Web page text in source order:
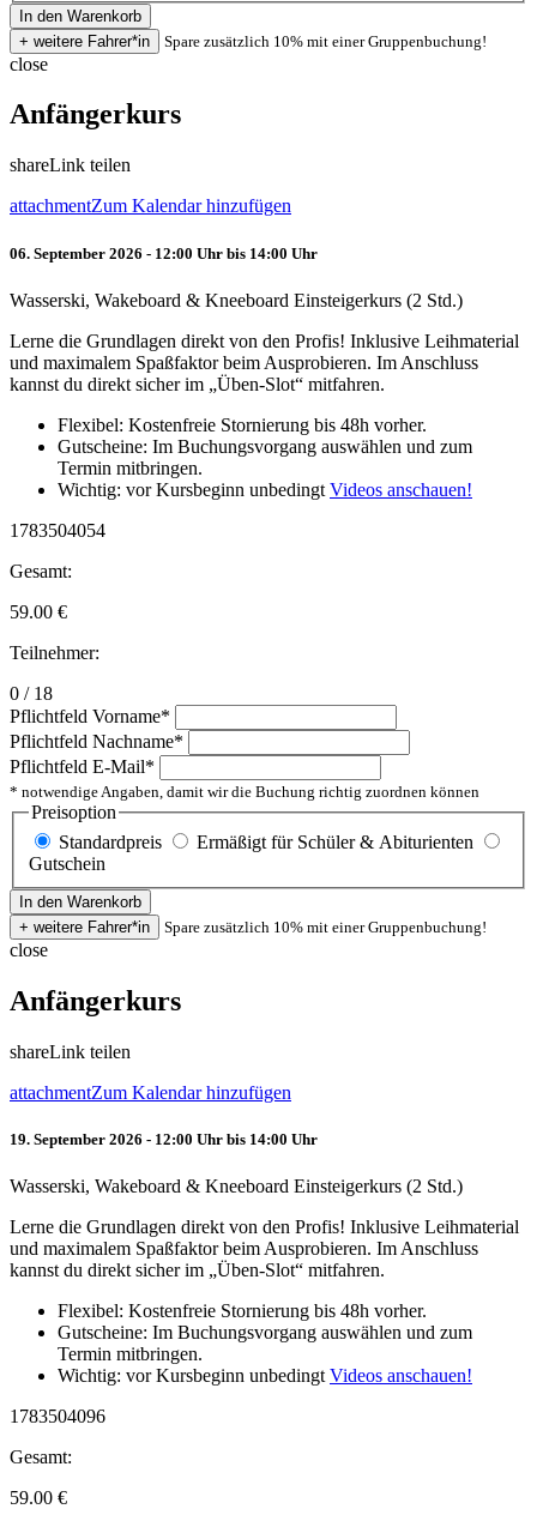
Spare zusätzlich 10% mit einer Gruppenbuchung!
close
Anfängerkurs
shareLink teilen
attachmentZum Kalendar hinzufügen
06. September 2026 - 12:00 Uhr bis 14:00 Uhr
Wasserski, Wakeboard & Kneeboard Einsteigerkurs (2 Std.)
Lerne die Grundlagen direkt von den Profis! Inklusive Leihmaterial
und maximalem Spaßfaktor beim Ausprobieren. Im Anschluss
kannst du direkt sicher im „Üben-Slot“ mitfahren.
Flexibel: Kostenfreie Stornierung bis 48h vorher.
Gutscheine: Im Buchungsvorgang auswählen und zum
Termin mitbringen.
Wichtig: vor Kursbeginn unbedingt Videos anschauen!
1783504054
Gesamt:
59.00 €
Teilnehmer:
0 / 18
Pflichtfeld Vorname*
Pflichtfeld Nachname*
Pflichtfeld E-Mail*
* notwendige Angaben, damit wir die Buchung richtig zuordnen können
Preisoption
Standardpreis
Ermäßigt für Schüler & Abiturienten
Gutschein
Spare zusätzlich 10% mit einer Gruppenbuchung!
close
Anfängerkurs
shareLink teilen
attachmentZum Kalendar hinzufügen
19. September 2026 - 12:00 Uhr bis 14:00 Uhr
Wasserski, Wakeboard & Kneeboard Einsteigerkurs (2 Std.)
Lerne die Grundlagen direkt von den Profis! Inklusive Leihmaterial
und maximalem Spaßfaktor beim Ausprobieren. Im Anschluss
kannst du direkt sicher im „Üben-Slot“ mitfahren.
Flexibel: Kostenfreie Stornierung bis 48h vorher.
Gutscheine: Im Buchungsvorgang auswählen und zum
Termin mitbringen.
Wichtig: vor Kursbeginn unbedingtVideos anschauen!
1783504096
Gesamt:
59.00 €